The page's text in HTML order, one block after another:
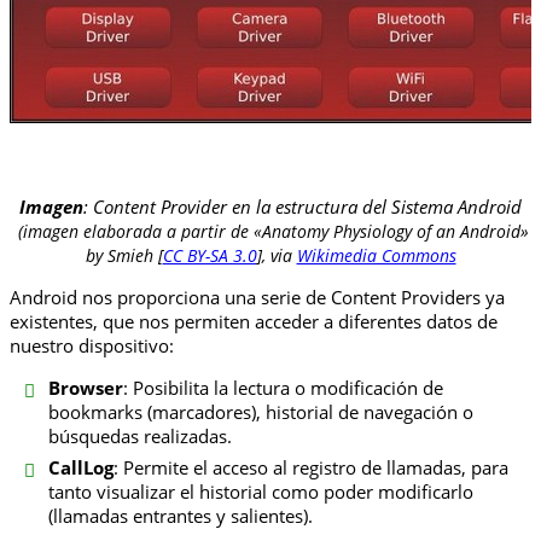
Imagen: Content Provider en la estructura del Sistema Android
(imagen elaborada a partir de «Anatomy Physiology of an Android»
by Smieh [CC BY-SA 3.0], via Wikimedia Commons
Android nos proporciona una serie de Content Providers ya
existentes, que nos permiten acceder a diferentes datos de
nuestro dispositivo:
Browser: Posibilita la lectura o modificación de
bookmarks (marcadores), historial de navegación o
búsquedas realizadas.
CallLog: Permite el acceso al registro de llamadas, para
tanto visualizar el historial como poder modificarlo
(llamadas entrantes y salientes).